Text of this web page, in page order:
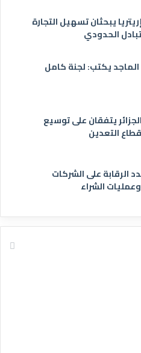
يبحثان تسهيل التجارة
الحدودي
يكتب: لجنة كامل
يتفقان على توسيع
التعدين
الرقابة على الشركات
الشراء